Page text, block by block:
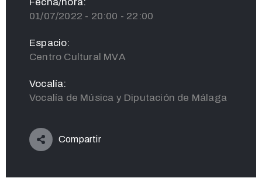
Fecha/hora:
01/07/2022 - 20:00 - 22:00
Espacio:
Centro Cultural MVA
Vocalía:
Vocalía de Música y Diputación de Málaga
Compartir